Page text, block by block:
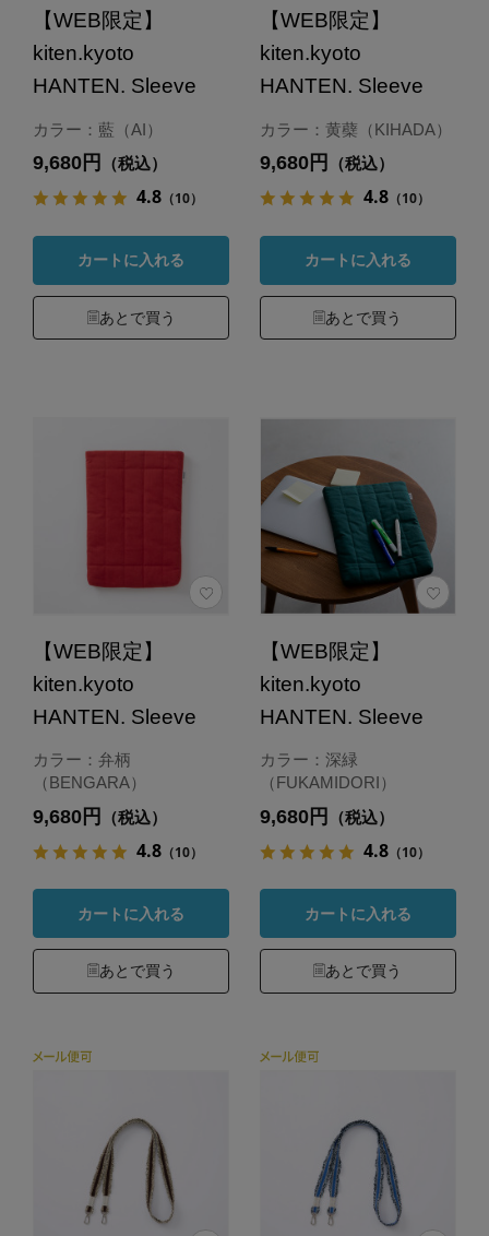
【WEB限定】
kiten.kyoto
HANTEN. Sleeve
カラー：藍（AI）
9,680円 （税込）
4.8（10）
カートに入れる
あとで買う
【WEB限定】
kiten.kyoto
HANTEN. Sleeve
カラー：黄蘗（KIHADA）
9,680円 （税込）
4.8（10）
カートに入れる
あとで買う
【WEB限定】
kiten.kyoto
HANTEN. Sleeve
カラー：弁柄
（BENGARA）
9,680円 （税込）
4.8（10）
カートに入れる
あとで買う
【WEB限定】
kiten.kyoto
HANTEN. Sleeve
カラー：深緑
（FUKAMIDORI）
9,680円 （税込）
4.8（10）
カートに入れる
あとで買う